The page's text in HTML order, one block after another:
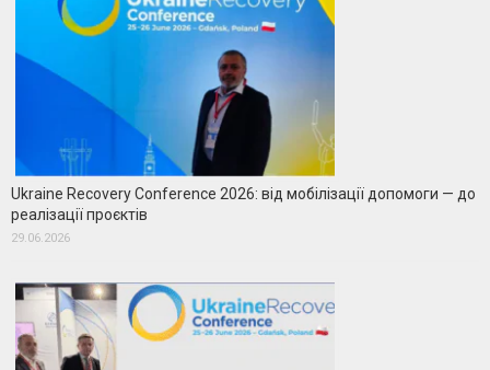
Ukraine Recovery Conference 2026: від мобілізації допомоги — до
реалізації проєктів
29.06.2026